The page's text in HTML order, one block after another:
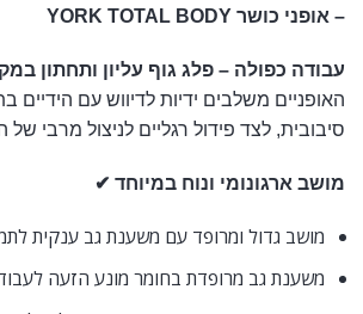
– אופני כושר YORK TOTAL BODY
עבודה כפולה – פלג גוף עליון ותחתון
האופניים משלבים ידיות לדיווש עם הידיים
סיבובית, לצד פידול רגליים לניצול מרבי של
מושב ארגונומי ונוח במיוחד ✔
מושב גדול ומרופד עם משענת גב ענקית
משענת גב מרופדת בחומר מונע הזעה